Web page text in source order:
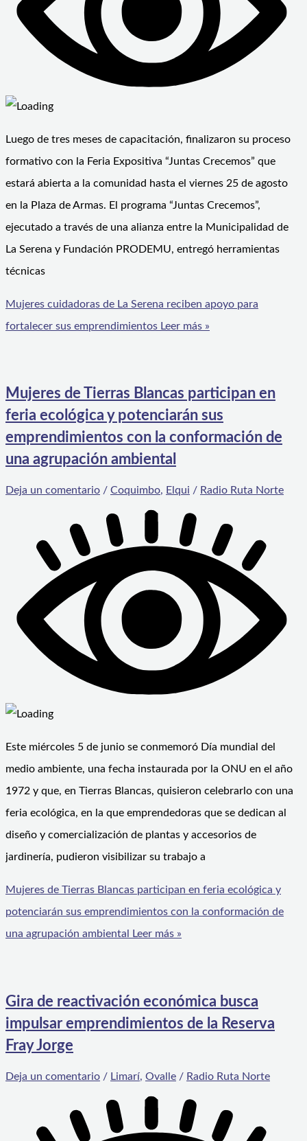
Luego de tres meses de capacitación, finalizaron su proceso
formativo con la Feria Expositiva “Juntas Crecemos” que
estará abierta a la comunidad hasta el viernes 25 de agosto
en la Plaza de Armas. El programa “Juntas Crecemos”,
ejecutado a través de una alianza entre la Municipalidad de
La Serena y Fundación PRODEMU, entregó herramientas
técnicas
Mujeres cuidadoras de La Serena reciben apoyo para
fortalecer sus emprendimientos Leer más »
Mujeres de Tierras Blancas participan en
feria ecológica y potenciarán sus
emprendimientos con la conformación de
una agrupación ambiental
Deja un comentario / Coquimbo, Elqui / Radio Ruta Norte
Este miércoles 5 de junio se conmemoró Día mundial del
medio ambiente, una fecha instaurada por la ONU en el año
1972 y que, en Tierras Blancas, quisieron celebrarlo con una
feria ecológica, en la que emprendedoras que se dedican al
diseño y comercialización de plantas y accesorios de
jardinería, pudieron visibilizar su trabajo a
Mujeres de Tierras Blancas participan en feria ecológica y
potenciarán sus emprendimientos con la conformación de
una agrupación ambiental
Leer más »
Gira de reactivación económica busca
impulsar emprendimientos de la Reserva
Fray Jorge
Deja un comentario / Limarí, Ovalle / Radio Ruta Norte